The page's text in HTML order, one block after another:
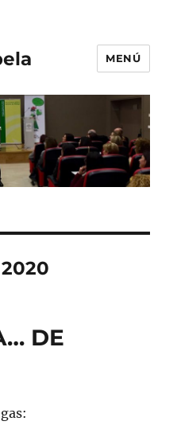
MENÚ
DE